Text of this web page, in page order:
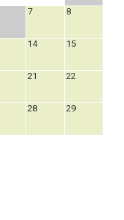
7 8
14 15
21 22
28 29